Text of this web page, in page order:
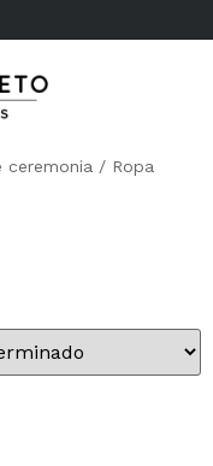
ceremonia / Ropa